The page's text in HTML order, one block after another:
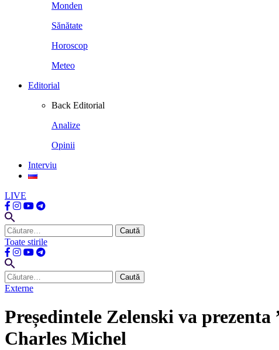
Monden
Sănătate
Horoscop
Meteo
Editorial
Back Editorial
Analize
Opinii
Interviu
LIVE
Caută
după:
Toate stirile
Caută
după:
Externe
Președintele Zelenski va
Charles Michel